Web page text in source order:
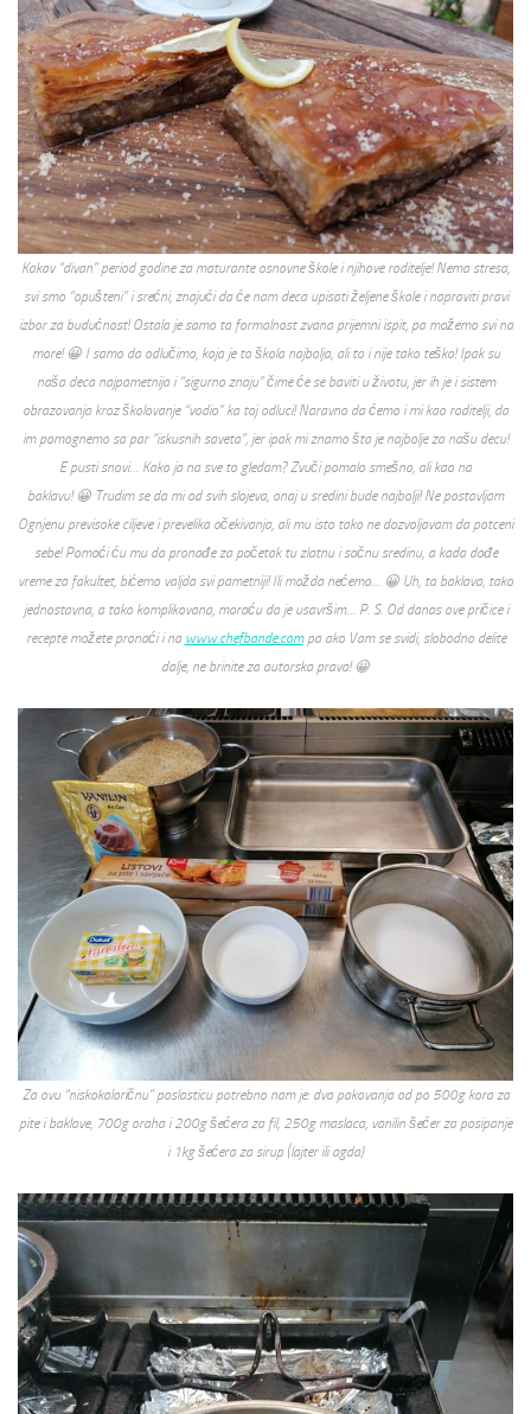
Kakav “divan” period godine za maturante osnovne škole i njihove roditelje! Nema stresa,
svi smo “opušteni” i srećni, znajući da će nam deca upisati željene škole i napraviti pravi
izbor za budućnost! Ostala je samo ta formalnost zvana prijemni ispit, pa možemo svi na
more! 😀 I samo da odlučimo, koja je to škola najbolja, ali to i nije tako teško! Ipak su
naša deca najpametnija i “sigurno znaju” čime će se baviti u životu, jer ih je i sistem
obrazovanja kroz školovanje “vodio” ka toj odluci! Naravno da ćemo i mi kao roditelji, da
im pomognemo sa par “iskusnih saveta”, jer ipak mi znamo šta je najbolje za našu decu!
E pusti snovi… Kako ja na sve to gledam? Zvuči pomalo smešno, ali kao na
baklavu! 😀 Trudim se da mi od svih slojeva, onaj u sredini bude najbolji! Ne postavljam
Ognjenu previsoke ciljeve i prevelika očekivanja, ali mu isto tako ne dozvoljavam da potceni
sebe! Pomoći ću mu da pronađe za početak tu zlatnu i sočnu sredinu, a kada dođe
vreme za fakultet, bićemo valjda svi pametniji! Ili možda nećemo… 😀 Uh, ta baklava, tako
jednostavna, a tako komplikovana, moraću da je usavršim… P. S. Od danas ove pričice i
recepte možete pronaći i na www.chefbande.compa ako Vam se svidi, slobodno delite
dalje, ne brinite za autorska prava! 😀
Za ovu “niskokaloričnu” poslasticu potrebno nam je: dva pakovanja od po 500g kora za
pite i baklave, 700g oraha i 200g šećera za fil, 250g maslaca, vanilin šećer za posipanje
i 1kg šećera za sirup (lajter ili agda)